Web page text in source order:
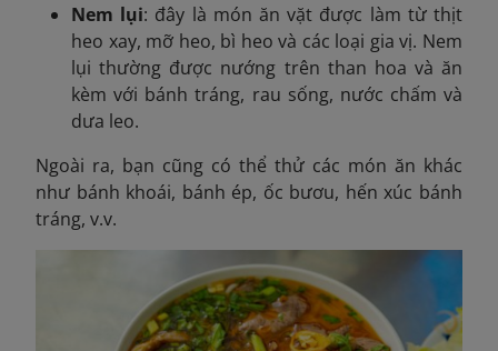
Nem lụi: đây là món ăn vặt được làm từ thịt
heo xay, mỡ heo, bì heo và các loại gia vị. Nem
lụi thường được nướng trên than hoa và ăn
kèm với bánh tráng, rau sống, nước chấm và
dưa leo.
Ngoài ra, bạn cũng có thể thử các món ăn khác
như bánh khoái, bánh ép, ốc bươu, hến xúc bánh
tráng, v.v.